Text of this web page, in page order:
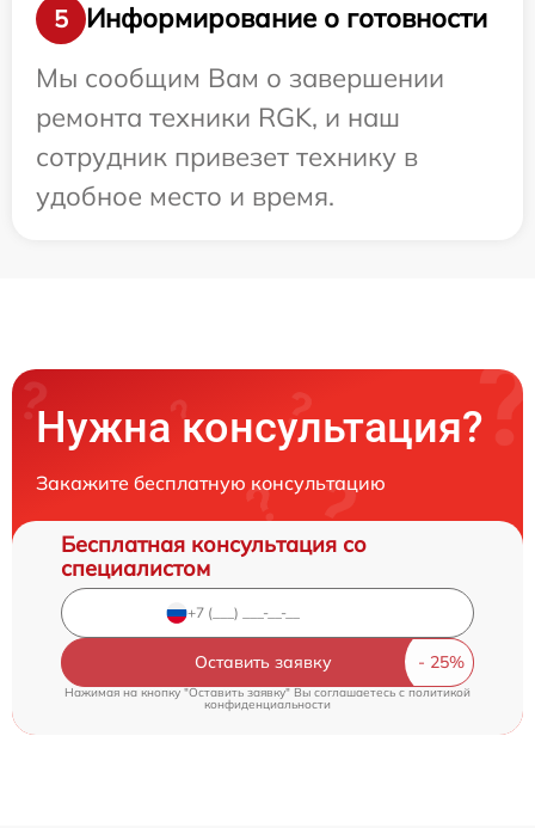
5
Информирование о готовности
Мы сообщим Вам о завершении
ремонта техники RGK, и наш
сотрудник привезет технику в
удобное место и время.
Нужна консультация?
Закажите бесплатную консультацию
Бесплатная консультация со
специалистом
Оставить заявку
Нажимая на кнопку "Оставить заявку" Вы соглашаетесь cполитикой
конфиденциальности